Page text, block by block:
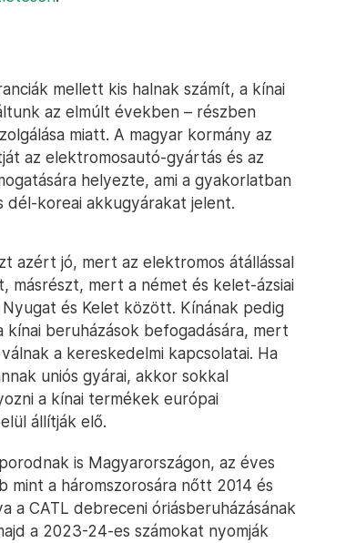
mellett kis halnak számít, a kínai
az elmúlt években – részben
miatt. A magyar kormány az
az elektromosautó-gyártás és az
helyezte, ami a gyakorlatban
dél-koreai akkugyárakat jelent.
azért jó, mert az elektromos átállással
másrészt, mert a német és kelet-ázsiai
és Kelet között. Kínának pedig
beruházások befogadására, mert
a kereskedelmi kapcsolatai. Ha
uniós gyárai, akkor sokkal
a kínai termékek európai
állítják elő.
is Magyarországon, az éves
mint a háromszorosára nőtt 2014 és
a CATL debreceni óriásberuházásának
a 2023-24-es számokat nyomják